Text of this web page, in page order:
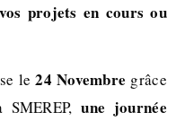
projets en cours ou
le 24 Novembre grâce
SMEREP,une journée